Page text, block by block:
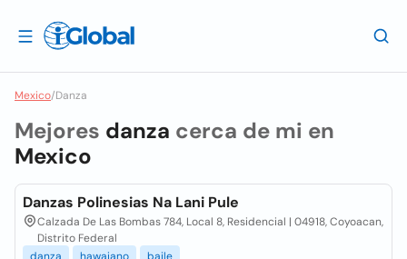
Mexico/Danza
Mejores danza cerca de mi en
Mexico
Danzas Polinesias Na Lani Pule
Calzada De Las Bombas 784, Local 8, Residencial | 04918, Coyoacan,
Distrito Federal